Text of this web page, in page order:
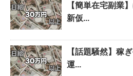
【簡単在宅副業
新仮...
【話題騒然】稼
運...